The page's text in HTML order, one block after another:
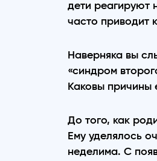
дети реагируют
часто приводит
Наверняка вы
«синдром
Каковы причины
До того, как
Ему уделялось
неделима. С